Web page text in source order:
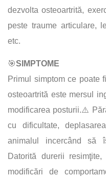
dezvolta osteoartrită,
peste traume articulare,
etc.
🎯SIMPTOME
Primul simptom ce poate
osteoartrită este mersul
modificarea posturii.⚠️
cu dificultate,
animalul incercând să
Datorită durerii
modificări de